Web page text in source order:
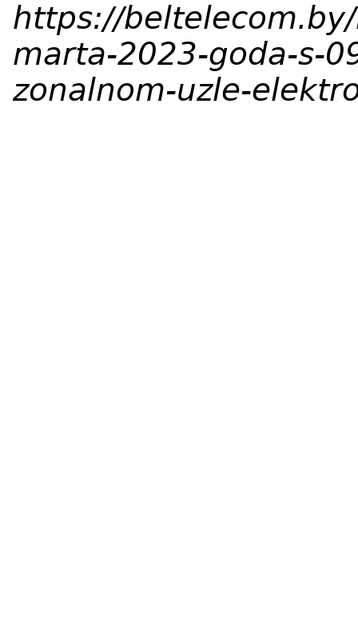
https://
marta-2023-goda-s-
zonalnom-uzle-